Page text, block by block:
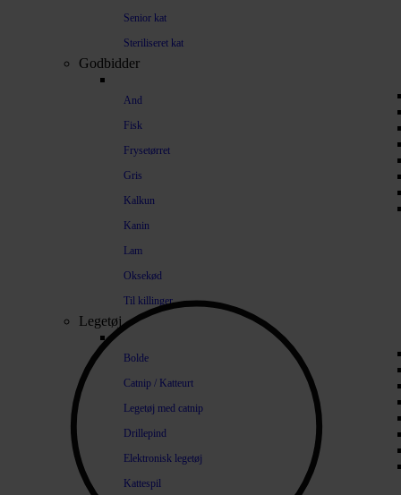
Senior kat
Steriliseret kat
Godbidder
And
Fisk
Frysetørret
Gris
Kalkun
Kanin
Lam
Oksekød
Til killinger
Legetøj
Bolde
Catnip / Katteurt
Legetøj med catnip
Drillepind
Elektronisk legetøj
Kattespil